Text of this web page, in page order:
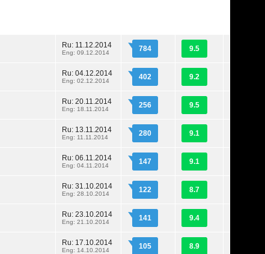
Ru: 11.12.2014
Eng: 09.12.2014 784 9.5
Ru: 04.12.2014
Eng: 02.12.2014 402 9.2
Ru: 20.11.2014
Eng: 18.11.2014 256 9.5
Ru: 13.11.2014
Eng: 11.11.2014 280 9.1
Ru: 06.11.2014
Eng: 04.11.2014 147 9.1
Ru: 31.10.2014
Eng: 28.10.2014 122 8.7
Ru: 23.10.2014
Eng: 21.10.2014 141 9.4
Ru: 17.10.2014
Eng: 14.10.2014 105 8.9